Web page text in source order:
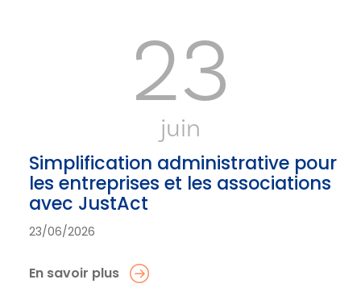
23
juin
Simplification administrative pour
les entreprises et les associations
avec JustAct
23/06/2026
En savoir plus